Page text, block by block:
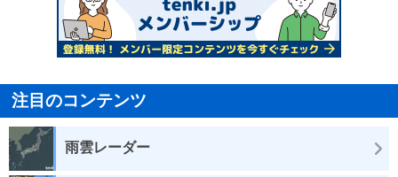
注目のコンテンツ
雨雲レーダー